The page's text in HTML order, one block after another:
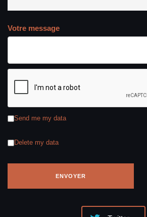
Votre message
Send me my data
Delete my data